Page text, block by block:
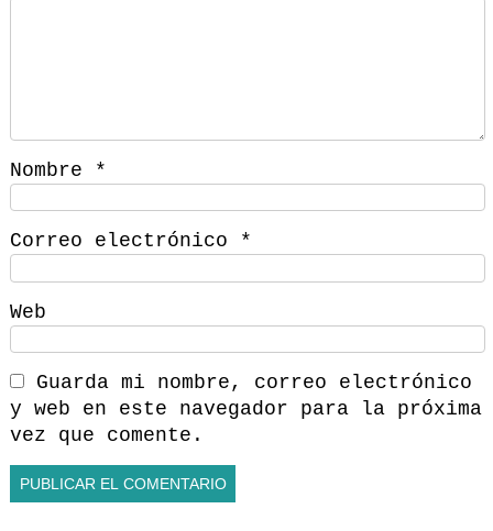
Nombre *
Correo electrónico *
Web
Guarda mi nombre, correo electrónico
y web en este navegador para la próxima
vez que comente.